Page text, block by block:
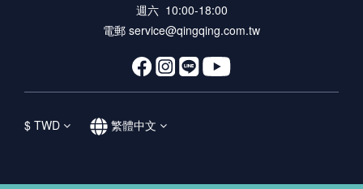
週六 10:00-18:00
電郵 service@qingqing.com.tw
$ TWD 繁體中文